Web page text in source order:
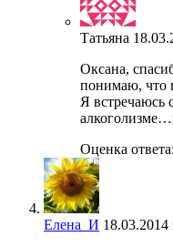
Татьяна
Оксана,
понимаю, что
Я встречаюсь
Оценка
Елена_И 18.03.2014